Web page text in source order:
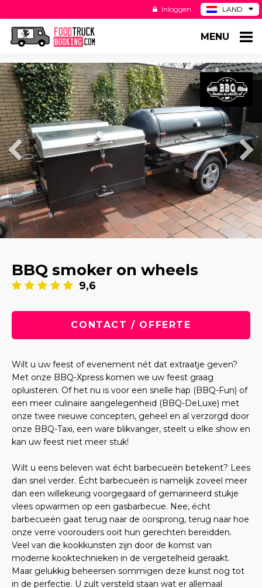
LAND
DE
US
Inloggen
MENU
BBQ smoker on wheels
9,6
CONTACT / OFFERTE
Wilt u uw feest of evenement nét dat extraatje geven?
Met onze BBQ-Xpress komen we uw feest graag
opluisteren. Of het nu is voor een snelle hap (BBQ-Fun) of
een meer culinaire aangelegenheid (BBQ-DeLuxe) met
onze twee nieuwe concepten, geheel en al verzorgd door
onze BBQ-Taxi, een ware blikvanger, steelt u elke show en
kan uw feest niet meer stuk!
Wilt u eens beleven wat écht barbecueën betekent? Lees
dan snel verder. Écht barbecueën is namelijk zoveel meer
dan een willekeurig voorgegaard of gemarineerd stukje
vlees opwarmen op een gasbarbecue. Nee, écht
barbecueën gaat terug naar de oorsprong, terug naar hoe
onze verre voorouders ooit hun gerechten bereidden.
Veel van die kookkunsten zijn door de komst van
moderne kooktechnieken in de vergetelheid geraakt.
Maar gelukkig beheersen sommigen deze kunst nog tot
in de perfectie. U zult versteld staan wat er allemaal